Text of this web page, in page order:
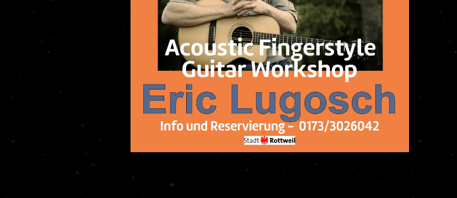
Know-How und großer
auf der sich neben
aber auch
bestrebt, die Tiefe
vor der
er seine ganz eigene,
von den
Hurt, und seiner
Teilnehmer auf
ganz eigenen Vision
und Fern werden sich
lassen. Karten
werden.